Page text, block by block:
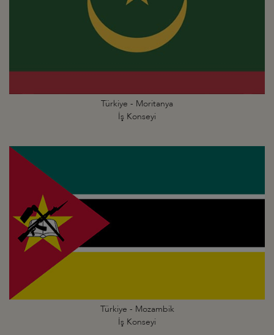
Türkiye - Moritanya
İş Konseyi
Türkiye - Mozambik
İş Konseyi